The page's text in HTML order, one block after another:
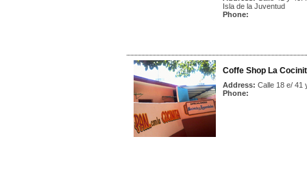
Isla de la Juventud
Phone:
Coffe Shop La
Address: Calle 18 e/ 41
Phone: